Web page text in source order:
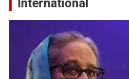
International